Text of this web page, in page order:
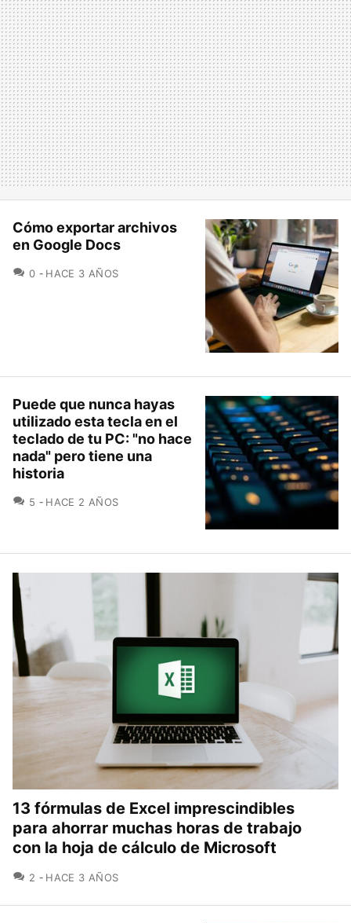
Cómo exportar archivos
en Google Docs
0 COMENTARIOS
HACE 3 AÑOS
Puede que nunca hayas
utilizado esta tecla en el
teclado de tu PC: "no hace
nada" pero tiene una
historia
5 COMENTARIOS
HACE 2 AÑOS
13 fórmulas de Excel imprescindibles
para ahorrar muchas horas de trabajo
con la hoja de cálculo de Microsoft
2 COMENTARIOS
HACE 3 AÑOS